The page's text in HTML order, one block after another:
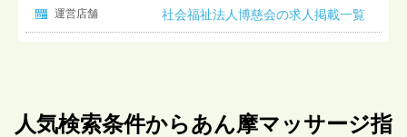
運営店舗 社会福祉法人博慈会の求人掲載一覧
人気検索条件からあん摩マッサージ指